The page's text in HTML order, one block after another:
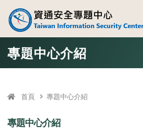
跳至中央區塊/Main Content
資通安全專題
專題中心介紹
首頁 專題中心介紹
專題中心介紹